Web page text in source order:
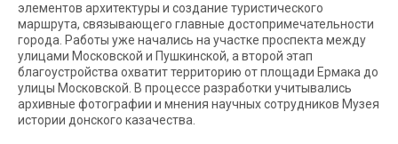
элементов архитектуры и создание туристического
маршрута, связывающего главные достопримечательности
города. Работы уже начались на участке проспекта между
улицами Московской и Пушкинской, а второй этап
благоустройства охватит территорию от площади Ермака до
улицы Московской. В процессе разработки учитывались
архивные фотографии и мнения научных сотрудников Музея
истории донского казачества.